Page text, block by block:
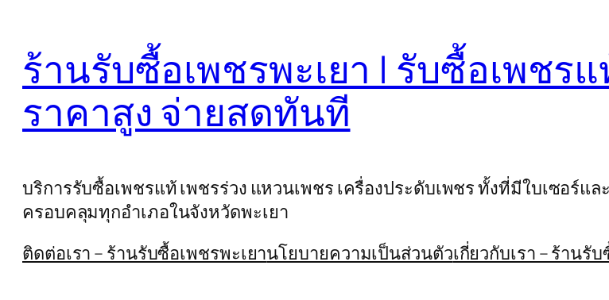
content
ร้านรับซื้อเพชรพะเยา | รับซื้อเพชร
ราคาสูง จ่ายสดทันที
บริการรับซื้อเพชรแท้ เพชรร่วง แหวนเพชร เครื่องประดับเพชร ทั้งที่มีใบเซอร์แ
ครอบคลุมทุกอำเภอในจังหวัดพะเยา
ติดต่อเรา – ร้านรับซื้อเพชรพะเยานโยบายความเป็นส่วนตัวเกี่ยวกับเรา – ร้านรั